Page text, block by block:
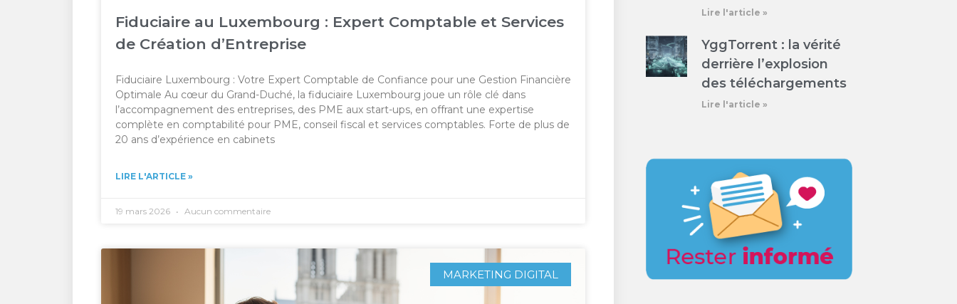
Fiduciaire au Luxembourg : Expert Comptable et Services
de Création d’Entreprise
Fiduciaire Luxembourg : Votre Expert Comptable de Confiance pour une Gestion Financière
Optimale Au cœur du Grand-Duché, la fiduciaire Luxembourg joue un rôle clé dans
l’accompagnement des entreprises, des PME aux start-ups, en offrant une expertise
complète en comptabilité pour PME, conseil fiscal et services comptables. Forte de plus de
20 ans d’expérience en cabinets
LIRE L'ARTICLE »
19 mars 2026 Aucun commentaire
MARKETING DIGITAL
Lire l'article »
YggTorrent : la vérité
derrière l’explosion
des téléchargements
Lire l'article »